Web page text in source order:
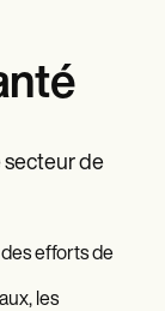
secteur de
efforts de
les